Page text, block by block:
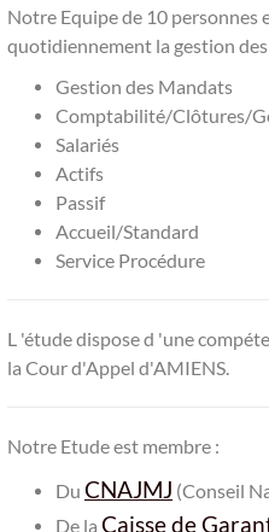
Notre Equipe de 10 personnes
quotidiennement la gestion
Gestion des Mandats
Comptabilité/Clôtures/
Salariés​
Actifs
Passif
Accueil/Standard
Service Procédure
L 'étude dispose d 'une
la Cour d'Appel d'AMIENS.
Notre Etude est membre :
Du CNAJMJ (Conseil
De la Caisse de